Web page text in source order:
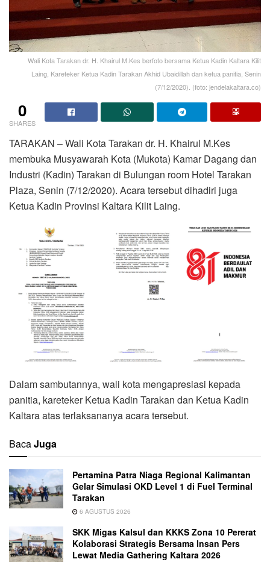
Wali Kota Tarakan dr. H. Khairul M.Kes berfoto bersama Ketua Kadin Kaltara Kilit
Laing, Kareteker Ketua Kadin Tarakan Akhid Ubaidillah dan ketua panitia, Senin
(7/12/2020). (foto: jendelakaltara.co)
0
SHARES
TARAKAN – Wali Kota Tarakan dr. H. Khairul M.Kes
membuka Musyawarah Kota (Mukota) Kamar Dagang dan
Industri (Kadin) Tarakan di Bulungan room Hotel Tarakan
Plaza, Senin (7/12/2020). Acara tersebut dihadiri juga
Ketua Kadin Provinsi Kaltara Kilit Laing.
Dalam sambutannya, wali kota mengapresiasi kepada
panitia, kareteker Ketua Kadin Tarakan dan Ketua Kadin
Kaltara atas terlaksananya acara tersebut.
BacaJuga
Pertamina Patra Niaga Regional Kalimantan
Gelar Simulasi OKD Level 1 di Fuel Terminal
Tarakan
6 AGUSTUS 2026
SKK Migas Kalsul dan KKKS Zona 10 Pererat
Kolaborasi Strategis Bersama Insan Pers
Lewat Media Gathering Kaltara 2026